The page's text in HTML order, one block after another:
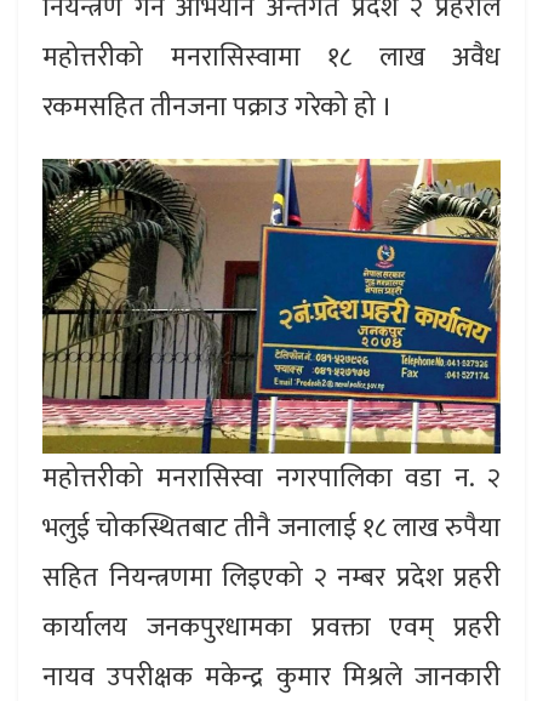
महोत्तरीको मनरासिस्वामा १८ लाख अवैध
रकमसहित तीनजना पक्राउ गरेको हो ।
महोत्तरीको मनरासिस्वा नगरपालिका वडा न. २
भलुई चोकस्थितबाट तीनै जनालाई १८ लाख रुपैया
सहित नियन्त्रणमा लिइएको २ नम्बर प्रदेश प्रहरी
कार्यालय जनकपुरधामका प्रवक्ता एवम् प्रहरी
नायव उपरीक्षक मकेन्द्र कुमार मिश्रले जानकारी